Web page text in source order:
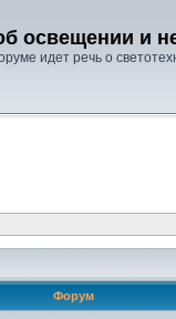
освещении и
идет речь о
Форум